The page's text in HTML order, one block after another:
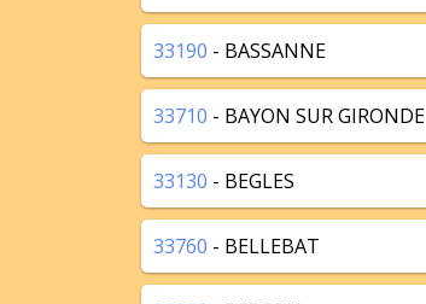
33190 - BASSANNE
33710 - BAYON SUR GIRONDE
33130 - BEGLES
33760 - BELLEBAT